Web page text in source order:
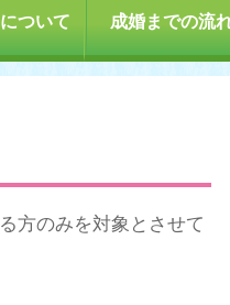
ついて 成婚までの流
方のみを対象とさせて